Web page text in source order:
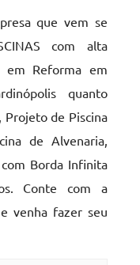
que vem se
com alta
Reforma em
quanto
Projeto de Piscina
de Alvenaria,
Borda Infinita
Conte com a
venha fazer seu